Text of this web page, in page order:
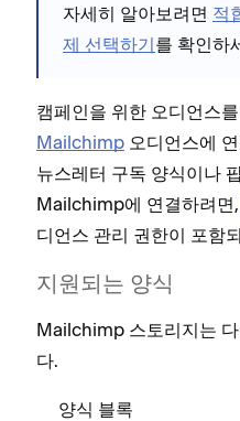
자세히 알아보려면 적
제 선택하기를 확인하
캠페인을 위한 오디언스
Mailchimp 오디언스에
뉴스레터 구독 양식이나
Mailchimp에 연결하려면,
디언스 관리 권한이 포함
지원되는 양식
Mailchimp 스토리지는
다.
양식 블록